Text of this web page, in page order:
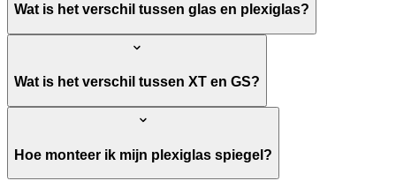
Wat is het verschil tussen glas en plexiglas?
Wat is het verschil tussen XT en GS?
Hoe monteer ik mijn plexiglas spiegel?